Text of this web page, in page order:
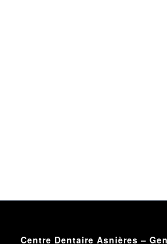
Centre Dentaire Asnières –